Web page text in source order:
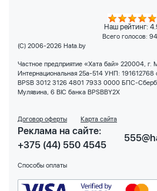
Наш рейтинг:
Всего голосов:
(C) 2006-2026 Hata.by
Частное предприятие «Хата бай» 220004, г.
Интернациональная 25а-514 УНП: 191612768
BPSB 3012 3126 4801 7933 0000 БПС-
Мулявина, 6 BIC банка BPSBBY2X
Договор оферты Карта сайта
Реклама на сайте:
+375 (44) 550 4545
Способы оплаты